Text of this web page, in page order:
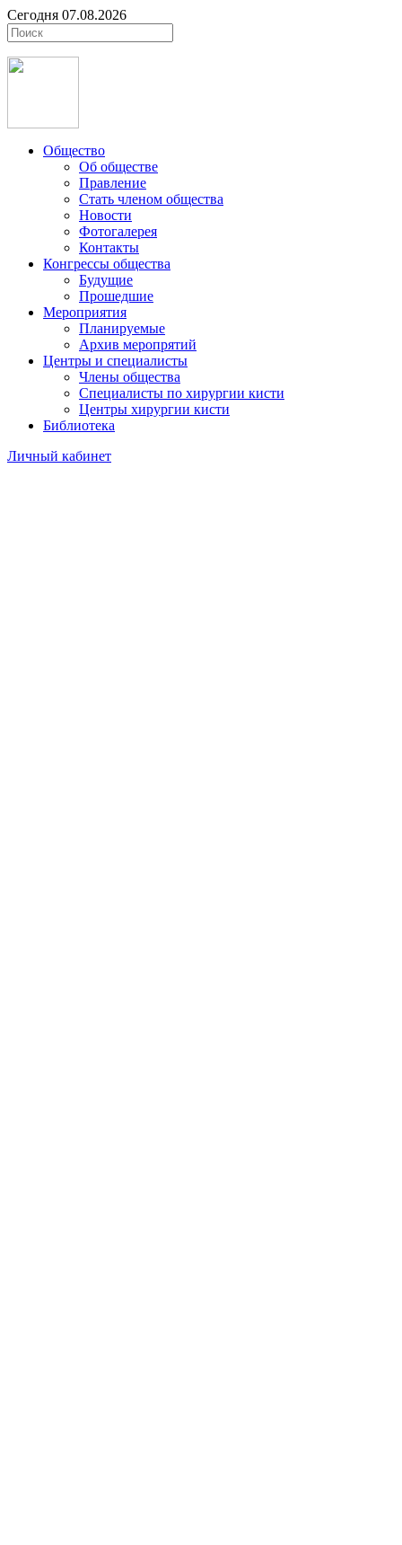
Сегодня 07.08.2026
Общество
Об обществе
Правление
Стать членом общества
Новости
Фотогалерея
Контакты
Конгрессы общества
Будущие
Прошедшие
Мероприятия
Планируемые
Архив меропрятий
Центры и специалисты
Члены общества
Специалисты по хирургии кисти
Центры хирургии кисти
Библиотека
Личный кабинет